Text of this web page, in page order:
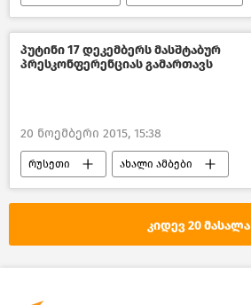
საქართველო
პუტინი 17 დეკემბერს მასშტაბურ
პრესკონფერენციას გამართავს
20 ნოემბერი 2015, 15:38
რუსეთი ახალი ამბები
კიდევ 20 მასალა